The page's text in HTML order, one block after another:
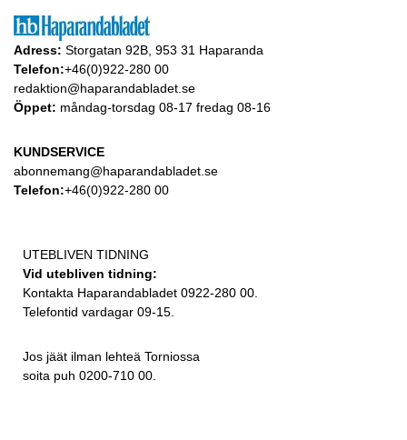
Adress: Storgatan 92B, 953 31 Haparanda
Telefon:+46(0)922-280 00
redaktion@haparandabladet.se
Öppet: måndag-torsdag 08-17 fredag 08-16
KUNDSERVICE
abonnemang@haparandabladet.se
Telefon:+46(0)922-280 00
UTEBLIVEN TIDNING
Vid utebliven tidning:
Kontakta Haparandabladet 0922-280 00.
Telefontid vardagar 09-15.
Jos jäät ilman lehteä Torniossa
soita puh 0200-710 00.